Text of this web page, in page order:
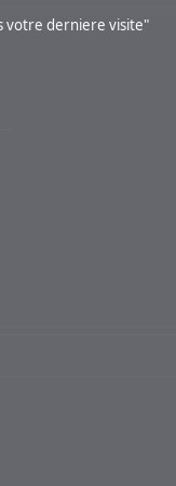
votre derniere visite"